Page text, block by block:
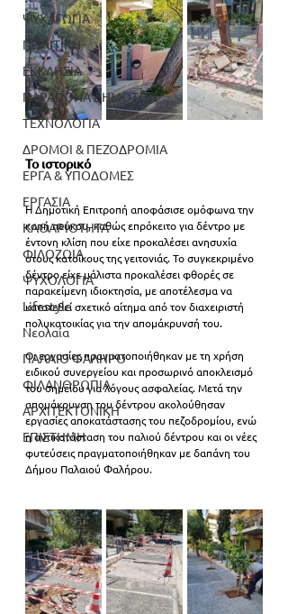
ΨΥΧΑΓΩΓΙΑ
ΠΟΛΙΤΙΚΗ
ΕΚΚΛΗΣΙΑ
ΠΑΡΑΠΟΝΑ ΔΗΜΟΤΩΝ
ΤΕΧΝΟΛΟΓΙΑ
ΔΡΟΜΟΙ & ΠΕΖΟΔΡΟΜΙΑ
ΕΡΓΑ & ΥΠΟΔΟΜΕΣ
ΕΡΓΑΣΙΑ
ΚΑΘΑΡΙΟΤΗΤΑ
ΦΙΛΟΖΩΙΑ
ΨΥΧΟΛΟΓΙΑ
Lifestyle
Νεολαία
ΠΑΛΑΙΟ ΦΑΛΗΡΟ
ΦΙΛΑΝΘΡΩΠΙΑ
ΑΡΧΙΤΕΚΤΟΝΙΚΗ
ΕΠΙΣΤΗΜΗ
Το ιστορικό
Η Δημοτική Επιτροπή αποφάσισε ομόφωνα την
κοπή πεύκου, καθώς επρόκειτο για δέντρο με
έντονη κλίση που είχε προκαλέσει ανησυχία
στους κατοίκους της γειτονιάς. Το συγκεκριμένο
δέντρο είχε μάλιστα προκαλέσει φθορές σε
παρακείμενη ιδιοκτησία, με αποτέλεσμα να
κατατεθεί σχετικό αίτημα από τον διαχειριστή
πολυκατοικίας για την απομάκρυνσή του.
Οι εργασίες πραγματοποιήθηκαν με τη χρήση
ειδικού συνεργείου και προσωρινό αποκλεισμό
του σημείου για λόγους ασφαλείας. Μετά την
απομάκρυνση του δέντρου ακολούθησαν
εργασίες αποκατάστασης του πεζοδρομίου, ενώ
η αντικατάσταση του παλιού δέντρου και οι νέες
φυτεύσεις πραγματοποιήθηκαν με δαπάνη του
Δήμου Παλαιού Φαλήρου.